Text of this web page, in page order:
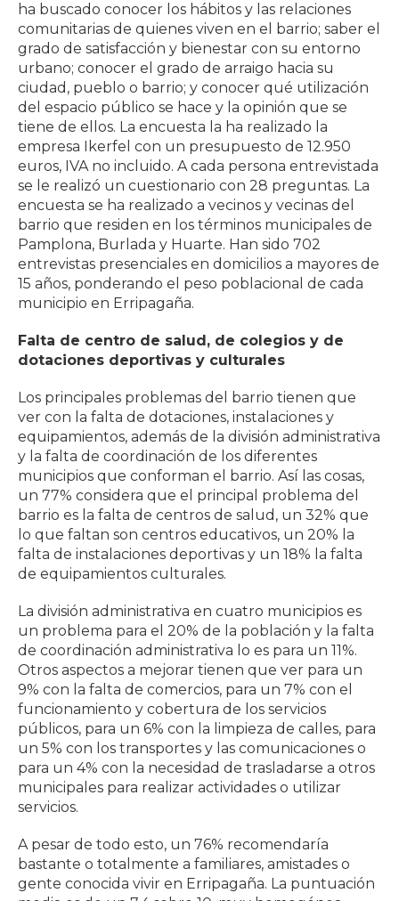
ha buscado conocer los hábitos y las relaciones
comunitarias de quienes viven en el barrio; saber el
grado de satisfacción y bienestar con su entorno
urbano; conocer el grado de arraigo hacia su
ciudad, pueblo o barrio; y conocer qué utilización
del espacio público se hace y la opinión que se
tiene de ellos. La encuesta la ha realizado la
empresa Ikerfel con un presupuesto de 12.950
euros, IVA no incluido. A cada persona entrevistada
se le realizó un cuestionario con 28 preguntas. La
encuesta se ha realizado a vecinos y vecinas del
barrio que residen en los términos municipales de
Pamplona, Burlada y Huarte. Han sido 702
entrevistas presenciales en domicilios a mayores de
15 años, ponderando el peso poblacional de cada
municipio en Erripagaña.
Falta de centro de salud, de colegios y de
dotaciones deportivas y culturales
Los principales problemas del barrio tienen que
ver con la falta de dotaciones, instalaciones y
equipamientos, además de la división administrativa
y la falta de coordinación de los diferentes
municipios que conforman el barrio. Así las cosas,
un 77% considera que el principal problema del
barrio es la falta de centros de salud, un 32% que
lo que faltan son centros educativos, un 20% la
falta de instalaciones deportivas y un 18% la falta
de equipamientos culturales.
La división administrativa en cuatro municipios es
un problema para el 20% de la población y la falta
de coordinación administrativa lo es para un 11%.
Otros aspectos a mejorar tienen que ver para un
9% con la falta de comercios, para un 7% con el
funcionamiento y cobertura de los servicios
públicos, para un 6% con la limpieza de calles, para
un 5% con los transportes y las comunicaciones o
para un 4% con la necesidad de trasladarse a otros
municipales para realizar actividades o utilizar
servicios.
A pesar de todo esto, un 76% recomendaría
bastante o totalmente a familiares, amistades o
gente conocida vivir en Erripagaña. La puntuación